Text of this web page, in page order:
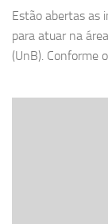
Estão abertas as
para atuar na
(UnB). Conforme